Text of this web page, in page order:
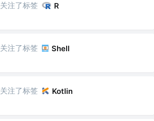
关注了标签 R
关注了标签 Shell
关注了标签 Kotlin